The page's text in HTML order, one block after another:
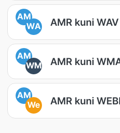
AM
WA
AMR kuni WAV
AM
WM
AMR kuni
AM
We
AMR kuni